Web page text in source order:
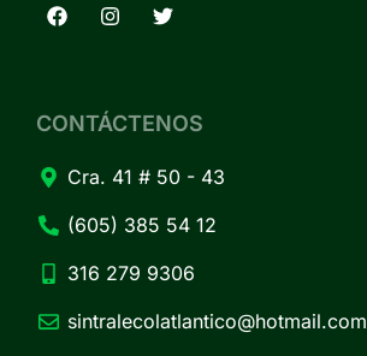
CONTÁCTENOS
Cra. 41 # 50 - 43
(605) 385 54 12
316 279 9306
sintralecolatlantico@hotmail.com